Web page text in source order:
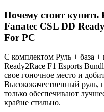
Почему стоит купить
Fanatec CSL DD
For PC
С комплектом Руль + база
Ready2Race F1 Esports
свое гоночное место и
Высококачественный руль,
только обеспечивают
крайне стильно.